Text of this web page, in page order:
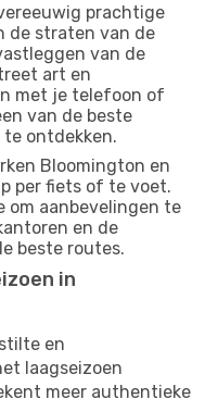
prachtige
de straten van de
van de
art en
met je telefoon of
van de beste
ontdekken.
Bloomington en
per fiets of te voet.
om aanbevelingen te
en de
beste routes.
in
en
laagseizoen
meer authentieke